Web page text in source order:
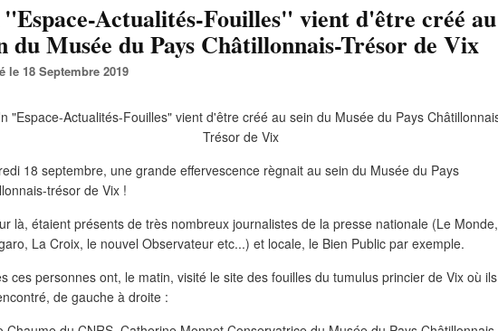
Actualités-Fouilles" vient d'être créé au
du Musée du Pays Châtillonnais-Trésor de Vix
le 18 Septembre 2019
18 septembre, une grande effervescence règnait au sein du Musée du Pays
trésor de Vix !
là, étaient présents de très nombreux journalistes de la presse nationale (Le Monde,
La Croix, le nouvel Observateur etc...) et locale, le Bien Public par exemple.
ces personnes ont, le matin, visité le site des fouilles du tumulus princier de Vix où ils
de gauche à droite :